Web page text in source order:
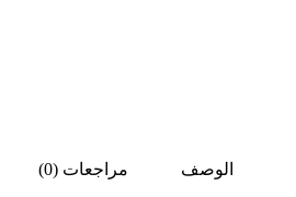
الوصف مراجعات (0)